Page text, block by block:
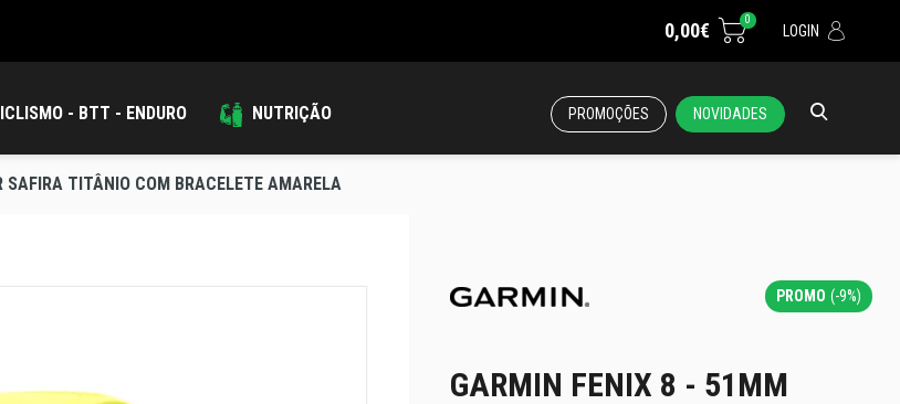
0,00€ 0
LOGIN
- BTT - ENDURO NUTRIÇÃO PROMOÇÕES NOVIDADES
TITÂNIO COM BRACELETE AMARELA
PROMO (-9%)
GARMIN FENIX 8 - 51MM